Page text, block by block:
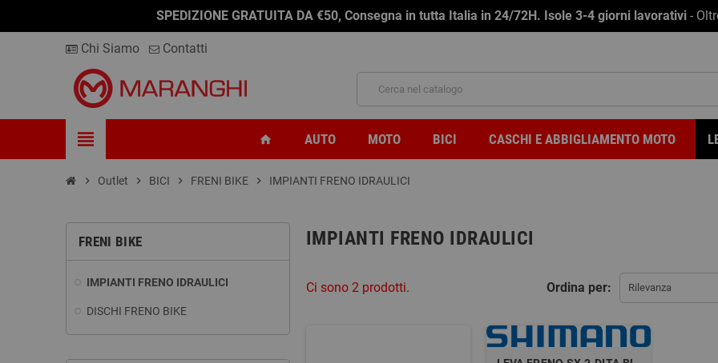
SPEDIZIONE GRATUITA DA €50, Consegna in tutta Italia in 24/72H. Isole 3-4 giorni lavorativi -
Chi Siamo Contatti
view_headline home AUTO MOTO BICI CASCHI E ABBIGLIAMENTO MOTO
chevron_right Outlet chevron_right BICI chevron_right FRENI BIKE chevron_right IMPIANTI FRENO IDRAULICI
FRENI BIKE
IMPIANTI FRENO IDRAULICI
DISCHI FRENO BIKE
IMPIANTI FRENO IDRAULICI
Ordina per: Rilevanza
Ci sono 2 prodotti.